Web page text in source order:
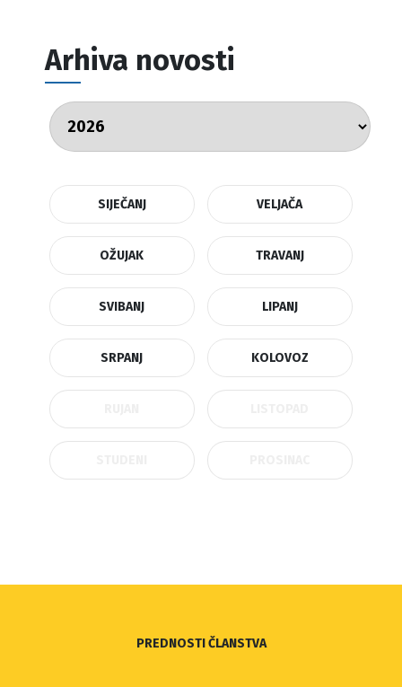
Arhiva novosti
SIJEČANJ VELJAČA
OŽUJAK TRAVANJ
SVIBANJ LIPANJ
SRPANJ KOLOVOZ
PREDNOSTI ČLANSTVA